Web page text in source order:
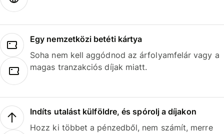
Egy nemzetközi betéti kártya
Soha nem kell aggódnod az árfolyamfelár vagy a
magas tranzakciós díjak miatt.
Indíts utalást külföldre, és spórolj a díjakon
Hozz ki többet a pénzedből, nem számít, merre